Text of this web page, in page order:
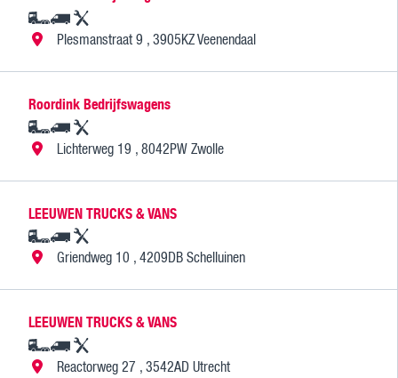
Plesmanstraat 9 , 3905KZ Veenendaal
Roordink Bedrijfswagens
Lichterweg 19 , 8042PW Zwolle
LEEUWEN TRUCKS & VANS
Griendweg 10 , 4209DB Schelluinen
LEEUWEN TRUCKS & VANS
Reactorweg 27 , 3542AD Utrecht